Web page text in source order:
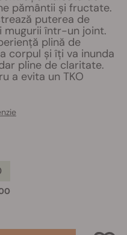
pământii și fructate.
puterea de
mugurii într-un joint.
plină de
corpul și îți va inunda
pline de claritate.
a evita un TKO